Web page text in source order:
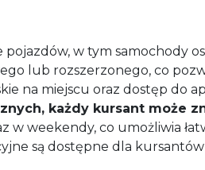
w tym samochody
lub rozszerzonego, co
na miejscu oraz dostęp do
każdy kursant może
w weekendy, co umożliwia
są dostępne dla